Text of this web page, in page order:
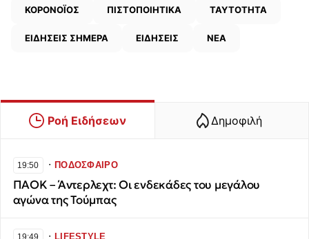
ΚΟΡΟΝΟΪΟΣ ΠΙΣΤΟΠΟΙΗΤΙΚΑ ΤΑΥΤΟΤΗΤΑ
ΕΙΔΗΣΕΙΣ ΣΗΜΕΡΑ ΕΙΔΗΣΕΙΣ ΝΕΑ
Ροή Ειδήσεων Δημοφιλή
19:50 ∙ΠΟΔΟΣΦΑΙΡΟ
ΠΑΟΚ – Άντερλεχτ: Οι ενδεκάδες του μεγάλου
αγώνα της Τούμπας
19:49 ∙LIFESTYLE